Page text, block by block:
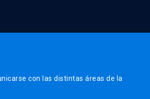
con las distintas áreas de la